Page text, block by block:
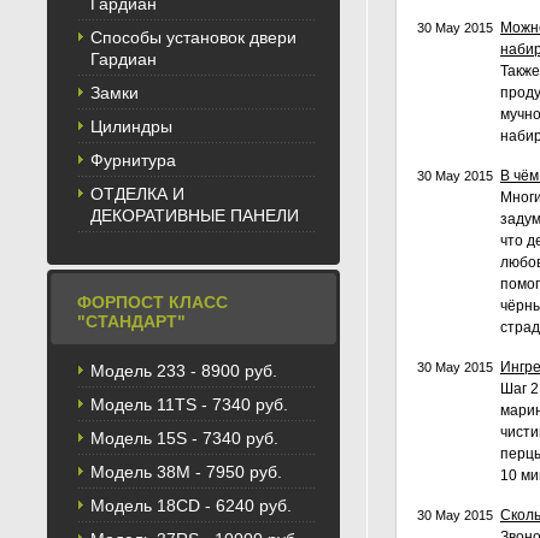
Способы установок двери
Гардиан
Замки
Цилиндры
Фурнитура
ОТДЕЛКА И
ДЕКОРАТИВНЫЕ ПАНЕЛИ
ФОРПОСТ КЛАСС
"СТАНДАРТ"
Модель 233 - 8900 руб.
Модель 11TS - 7340 руб.
Модель 15S - 7340 руб.
Модель 38M - 7950 руб.
Модель 18CD - 6240 руб.
30 May 2015
30 May 2015
В
что
30 May 2015
Шаг
10
30 May 2015